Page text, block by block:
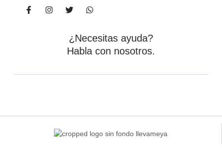
¿Necesitas ayuda?
Habla con nosotros.